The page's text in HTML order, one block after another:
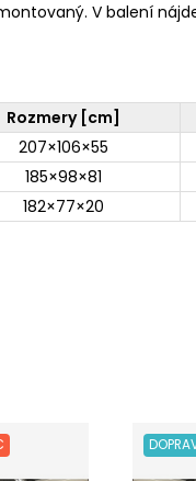
V balení
Rozmery [cm]
207×106×55
185×98×81
182×77×20